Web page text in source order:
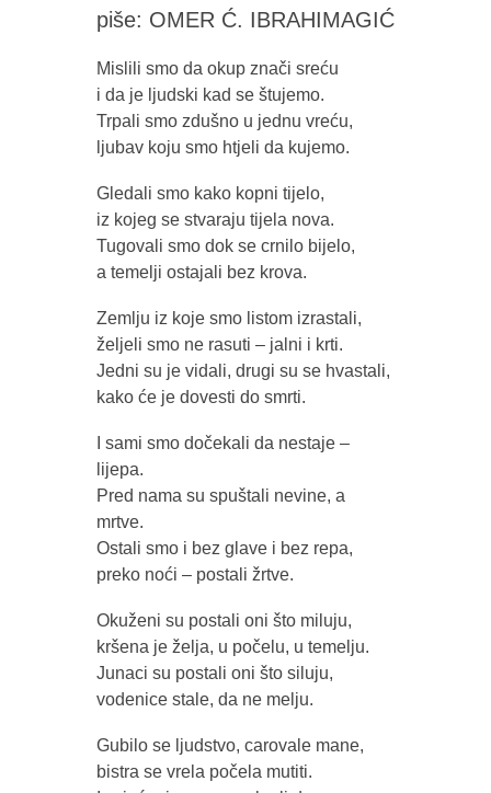
piše: OMER Ć. IBRAHIMAGIĆ
Mislili smo da okup znači sreću
i da je ljudski kad se štujemo.
Trpali smo zdušno u jednu vreću,
ljubav koju smo htjeli da kujemo.
Gledali smo kako kopni tijelo,
iz kojeg se stvaraju tijela nova.
Tugovali smo dok se crnilo bijelo,
a temelji ostajali bez krova.
Zemlju iz koje smo listom izrastali,
željeli smo ne rasuti – jalni i krti.
Jedni su je vidali, drugi su se hvastali,
kako će je dovesti do smrti.
I sami smo dočekali da nestaje –
lijepa.
Pred nama su spuštali nevine, a
mrtve.
Ostali smo i bez glave i bez repa,
preko noći – postali žrtve.
Okuženi su postali oni što miluju,
kršena je želja, u počelu, u temelju.
Junaci su postali oni što siluju,
vodenice stale, da ne melju.
Gubilo se ljudstvo, carovale mane,
bistra se vrela počela mutiti.